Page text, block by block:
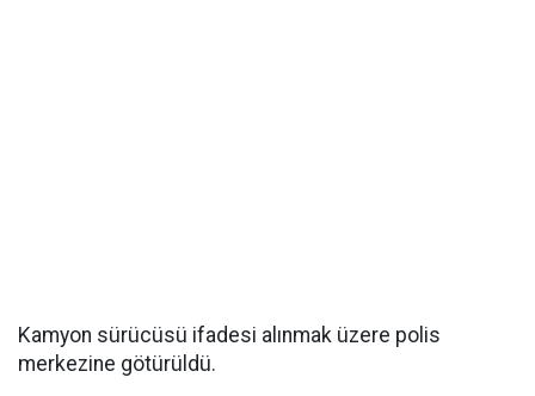
Kamyon sürücüsü ifadesi alınmak üzere polis
merkezine götürüldü.